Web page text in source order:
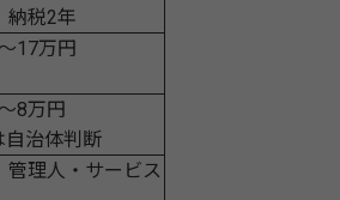
税2年
17万円
8万円
自治体判断
管理人・サービス